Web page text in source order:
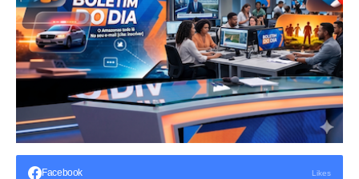
Facebook Likes